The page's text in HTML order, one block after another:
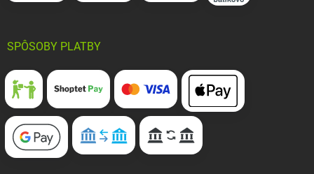
SPÔSOBY PLATBY